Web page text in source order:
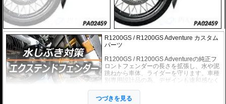
R1200GS / R1200GS Adventure カスタム
パーツ
R1200GS / R1200GS Adventureの純正フ
ロントフェンダーの長さを拡張し、水や泥
跳ねから車体、ライダーを守ります。車種
別専用設計品の為、デザインも違和感なく
軽に装着できるカスタムパーツです。
つづきを見る